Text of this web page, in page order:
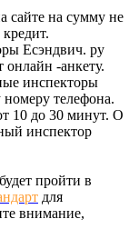
сайте на сумму не
Есэндвич. ру
-анкету.
инспекторы
телефона.
10 до 30 минут. О
инспектор
пройти в
для
внимание,